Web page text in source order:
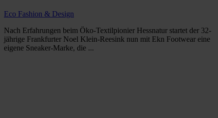
Eco Fashion & Design
Nach Erfahrungen beim Öko-Textilpionier Hessnatur startet der 32-
jährige Frankfurter Noel Klein-Reesink nun mit Ekn Footwear eine
eigene Sneaker-Marke, die ...